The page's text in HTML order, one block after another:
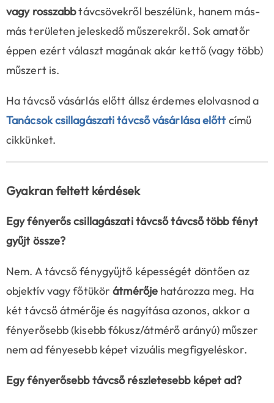
vagy rosszabbtávcsövekről beszélünk, hanem más-
más területen jeleskedő műszerekről. Sok amatőr
éppen ezért választ magának akár kettő (vagy több)
műszert is.
Ha távcső vásárlás előtt állsz érdemes elolvasnod a
Tanácsok csillagászati távcső vásárlása előtt című
cikkünket.
Gyakran feltett kérdések
Egy fényerős csillagászati távcső távcső több fényt
gyűjt össze?
Nem. A távcső fénygyűjtő képességét döntően az
objektív vagy főtükörátmérője határozza meg. Ha
két távcső átmérője és nagyítása azonos, akkor a
fényerősebb (kisebb fókusz/átmérő arányú) műszer
nem ad fényesebb képet vizuális megfigyeléskor.
Egy fényerősebb távcső részletesebb képet ad?